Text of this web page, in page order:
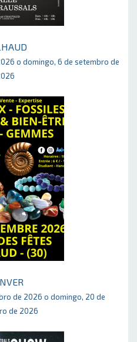
o domingo, 6 de setembro de
de 2026 o domingo, 20 de
de 2026